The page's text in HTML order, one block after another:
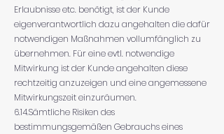
Erlaubnisse etc. benötigt, ist der Kunde
eigenverantwortlich dazu angehalten die dafür
notwendigen Maßnahmen vollumfänglich zu
übernehmen. Für eine evtl. notwendige
Mitwirkung ist der Kunde angehalten diese
rechtzeitig anzuzeigen und eine angemessene
Mitwirkungszeit einzuräumen.
6.14.Sämtliche Risiken des
bestimmungsgemäßen Gebrauchs eines